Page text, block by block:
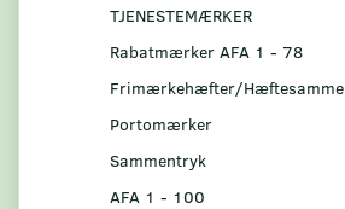
TJENESTEMÆRKER
Rabatmærker AFA 1 - 78
Frimærkehæfter/
Portomærker
Sammentryk
AFA 1 - 100